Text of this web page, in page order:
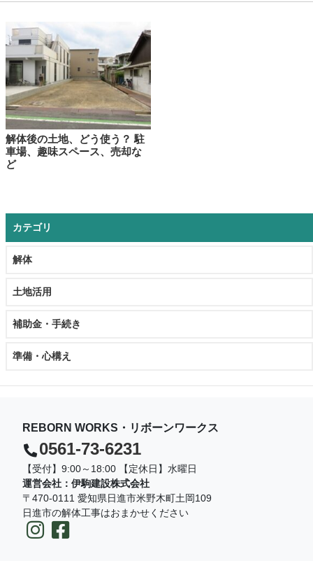
解体後の土地、どう使う？ 駐
車場、趣味スペース、売却な
ど
カテゴリ
解体
土地活用
補助金・手続き
準備・心構え
REBORN WORKS・リボーンワークス
0561-73-6231
【受付】9:00～18:00 【定休日】水曜日
運営会社：伊駒建設株式会社
〒470-0111 愛知県日進市米野木町土岡109
日進市の解体工事はおまかせください
無料見積依頼